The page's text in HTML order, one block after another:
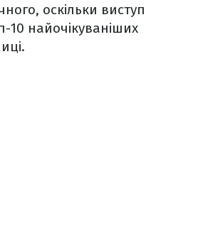
оскільки виступ
10 найочікуваніших